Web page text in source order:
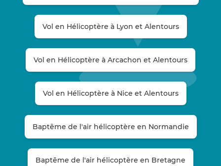
Vol en Hélicoptère à Lyon et Alentours
Vol en Hélicoptère à Arcachon et Alentours
Vol en Hélicoptère à Nice et Alentours
Baptême de l'air hélicoptère en Normandie
Baptême de l'air hélicoptère en Bretagne